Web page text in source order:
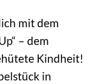
mit dem
– dem
Kindheit!
in